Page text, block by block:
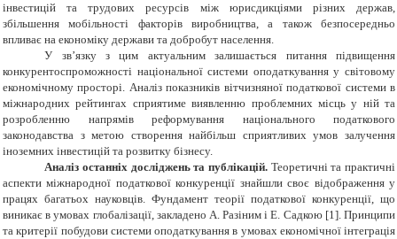
інвестицій та трудових ресурсів між юрисдикціями різних держав,
збільшення мобільності факторів виробництва, а також безпосередньо
впливає на економіку держави та добробут населення.
У зв’язку з цим актуальним залишається питання підвищення
конкурентоспроможності національної системи оподаткування у світовому
економічному просторі. Аналіз показників вітчизняної податкової системи в
міжнародних рейтингах сприятиме виявленню проблемних місць у ній та
розробленню напрямів реформування національного податкового
законодавства з метою створення найбільш сприятливих умов залучення
іноземних інвестицій та розвитку бізнесу.
Аналіз останніх досліджень та публікацій. Теоретичні та практичні
аспекти міжнародної податкової конкуренції знайшли своє відображення у
працях багатьох науковців. Фундамент теорії податкової конкуренції, що
виникає в умовах глобалізації, закладено А. Разіним і Е. Садкою [1]. Принципи
та критерії побудови системи оподаткування в умовах економічної інтеграція